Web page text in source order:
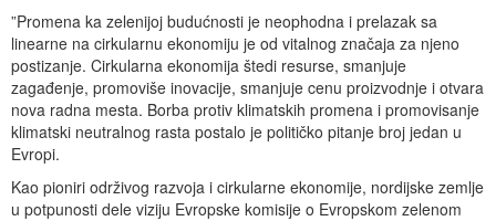
”Promena ka zelenijoj budućnosti je neophodna i prelazak sa
linearne na cirkularnu ekonomiju je od vitalnog značaja za njeno
postizanje. Cirkularna ekonomija štedi resurse, smanjuje
zagađenje, promoviše inovacije, smanjuje cenu proizvodnje i otvara
nova radna mesta. Borba protiv klimatskih promena i promovisanje
klimatski neutralnog rasta postalo je političko pitanje broj jedan u
Evropi.
Kao pioniri održivog razvoja i cirkularne ekonomije, nordijske zemlje
u potpunosti dele viziju Evropske komisije o Evropskom zelenom